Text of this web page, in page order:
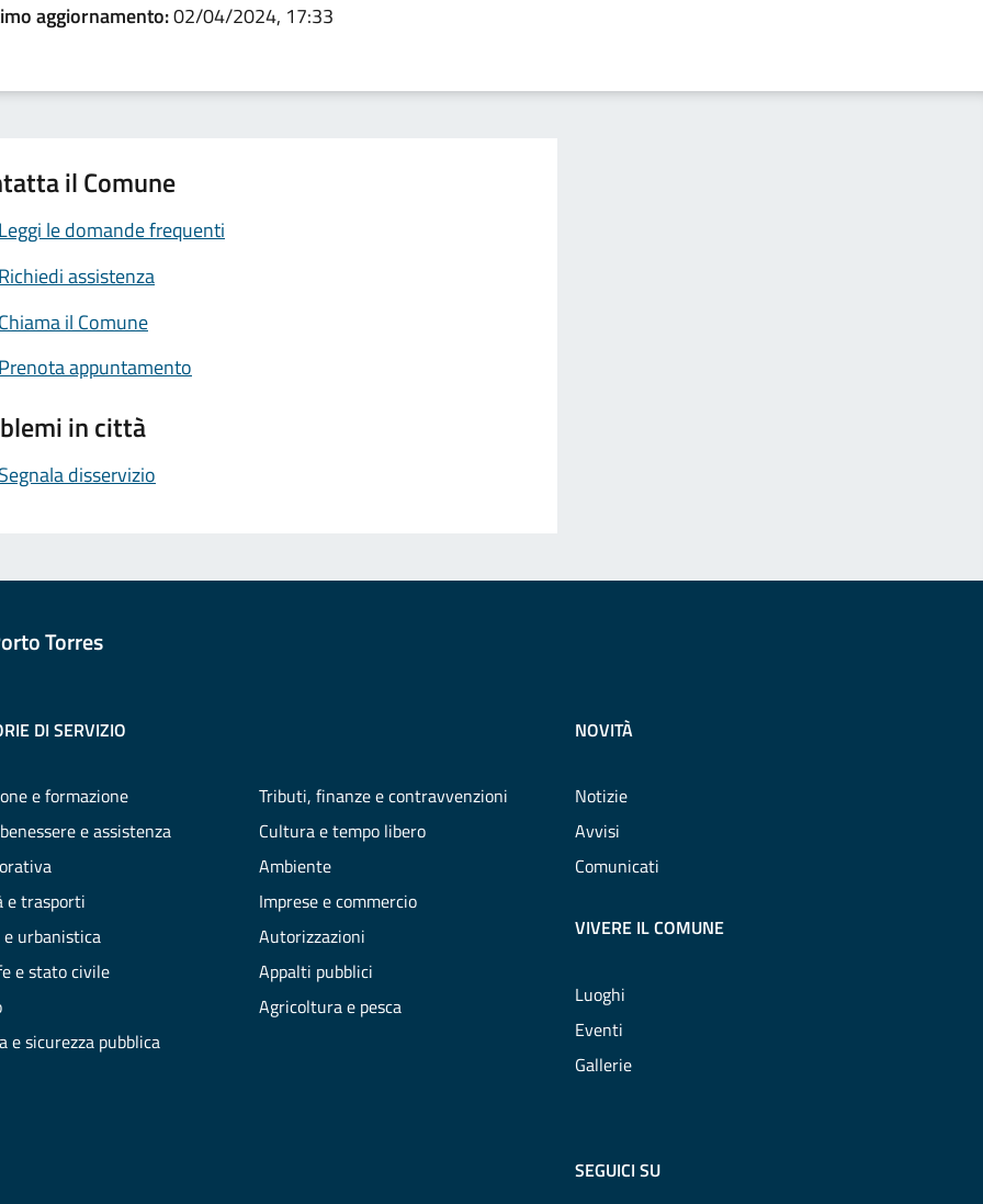
aggiornamento:02/04/2024, 17:33
il Comune
le domande frequenti
assistenza
il Comune
appuntamento
in città
disservizio
Torres
DI SERVIZIO
e formazione
e assistenza
e trasporti
urbanistica
e stato civile
e sicurezza pubblica
Tributi, finanze e contravvenzioni
Cultura e tempo libero
Ambiente
Imprese e commercio
Autorizzazioni
Appalti pubblici
Agricoltura e pesca
NOVITÀ
Notizie
Avvisi
Comunicati
VIVERE IL COMUNE
Luoghi
Eventi
Gallerie
SEGUICI SU